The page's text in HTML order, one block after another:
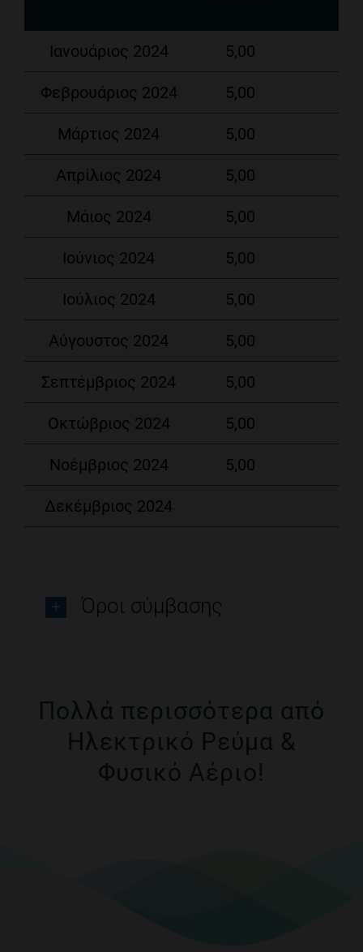
Ιανουάριος 2024 5,00
Φεβρουάριος 2024 5,00
Μάρτιος 2024 5,00
Απρίλιος 2024 5,00
Μάιος 2024 5,00
Ιούνιος 2024 5,00
Ιούλιος 2024 5,00
Αύγουστος 2024 5,00
Σεπτέμβριος 2024 5,00
Οκτώβριος 2024 5,00
Νοέμβριος 2024 5,00
Δεκέμβριος 2024
Όροι σύμβασης
Πολλά περισσότερα από
Ηλεκτρικό Ρεύμα &
Φυσικό Αέριο!